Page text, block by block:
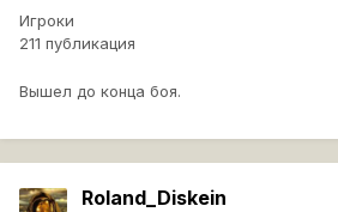
Игроки
211 публикация
Вышел до конца боя.
Roland_Diskein